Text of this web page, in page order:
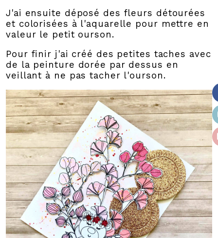
J'ai ensuite déposé des fleurs détourées
et colorisées à l'aquarelle pour mettre en
valeur le petit ourson.
Pour finir j'ai créé des petites taches avec
de la peinture dorée par dessus en
veillant à ne pas tacher l'ourson.